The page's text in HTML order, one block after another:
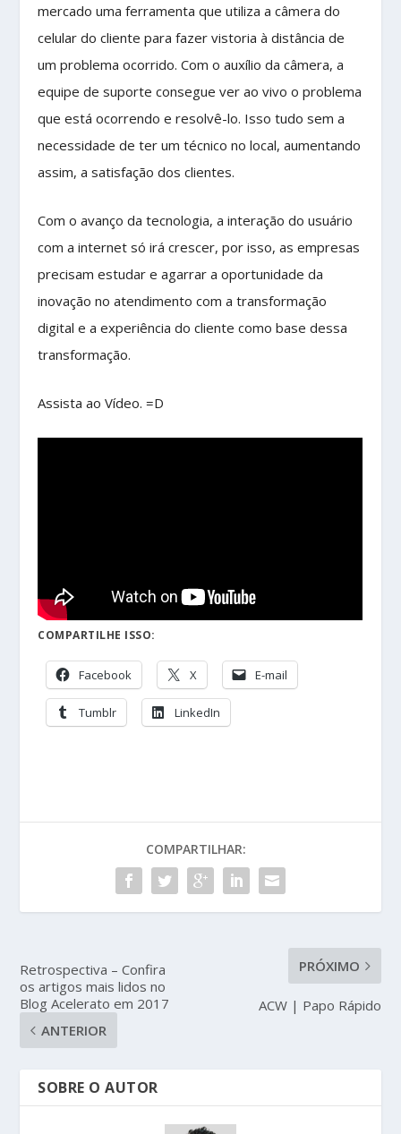
mercado uma ferramenta que utiliza a câmera do
celular do cliente para fazer vistoria à distância de
um problema ocorrido. Com o auxílio da câmera, a
equipe de suporte consegue ver ao vivo o problema
que está ocorrendo e resolvê-lo. Isso tudo sem a
necessidade de ter um técnico no local, aumentando
assim, a satisfação dos clientes.
Com o avanço da tecnologia, a interação do usuário
com a internet só irá crescer, por isso, as empresas
precisam estudar e agarrar a oportunidade da
inovação no atendimento com a transformação
digital e a experiência do cliente como base dessa
transformação.
Assista ao Vídeo. =D
COMPARTILHE ISSO:
Facebook X E-mail
Tumblr LinkedIn
COMPARTILHAR:
Retrospectiva – Confira
os artigos mais lidos no
Blog Acelerato em 2017
ANTERIOR
PRÓXIMO
ACW | Papo Rápido
SOBRE O AUTOR